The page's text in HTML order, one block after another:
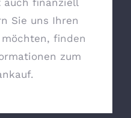
auch finanziell
Sie uns Ihren
finden
zum